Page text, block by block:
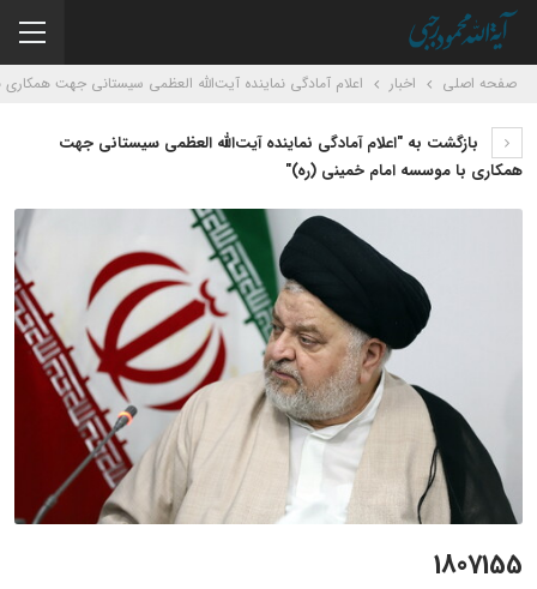
صفحه اصلی اخبار اعلام آمادگی نماینده آیت‌الله العظمی سیستانی جهت
بازگشت به "اعلام آمادگی نماینده آیت‌الله العظمی سیستانی جهت
همکاری با موسسه امام خمینی (ره)"
1807155